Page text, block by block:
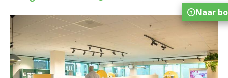
Naar